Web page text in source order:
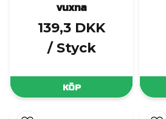
vuxna
139,3 DKK
/ Styck
KÖP